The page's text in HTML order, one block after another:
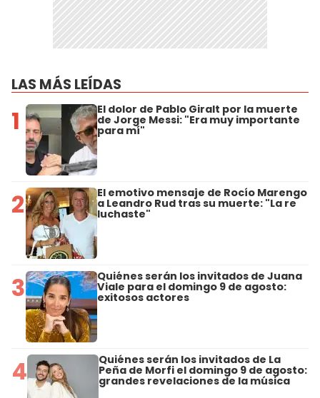
LAS MÁS LEÍDAS
1 El dolor de Pablo Giralt por la muerte
de Jorge Messi: "Era muy importante
para mí"
2 El emotivo mensaje de Rocío Marengo
a Leandro Rud tras su muerte: "La re
luchaste"
3 Quiénes serán los invitados de Juana
Viale para el domingo 9 de agosto:
exitosos actores
4 Quiénes serán los invitados de La
Peña de Morfi el domingo 9 de agosto:
grandes revelaciones de la música